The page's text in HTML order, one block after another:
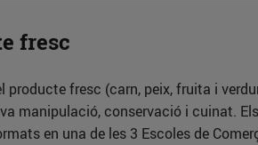
fresc
producte fresc (carn, peix, fruita i
manipulació, conservació i cuinat. Els
en una de les 3 Escoles de